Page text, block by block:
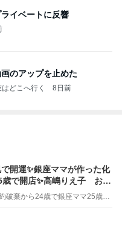
イベートに反響
のアップを止めた
どこへ行く 8日前
開運✨銀座ママが作った化
歳で開店✨高嶋りえ子 お着
コーデ
【銀座クラブ高嶋】元OL婚約破棄から24歳で銀座ママ25歳でオーナーママ銀座 美肌で開運♡パワースポット巡り高嶋りえ子ブログ